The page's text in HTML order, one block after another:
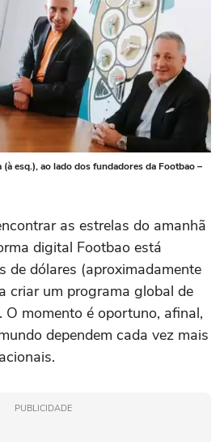
esq.), ao lado dos fundadores da Footbao –
as estrelas do amanhã
digital Footbao está
de dólares (aproximadamente
criar um programa global de
momento é oportuno, afinal,
dependem cada vez mais
PUBLICIDADE